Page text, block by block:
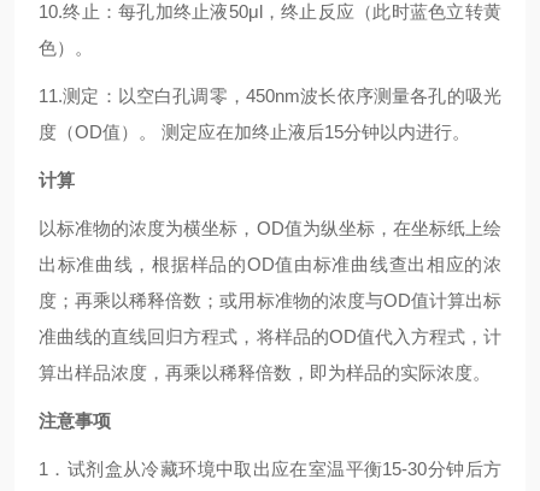
10.终止：每孔加终止液50μl，终止反应（此时蓝色立转黄
色）。
11.测定：以空白孔调零，450nm波长依序测量各孔的吸光
度（OD值）。 测定应在加终止液后15分钟以内进行。
计算
以标准物的浓度为横坐标，OD值为纵坐标，在坐标纸上绘
出标准曲线，根据样品的OD值由标准曲线查出相应的浓
度；再乘以稀释倍数；或用标准物的浓度与OD值计算出标
准曲线的直线回归方程式，将样品的OD值代入方程式，计
算出样品浓度，再乘以稀释倍数，即为样品的实际浓度。
注意事项
1．试剂盒从冷藏环境中取出应在室温平衡15-30分钟后方